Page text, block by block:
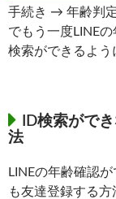
手続き → 年齢判
でもう一度LINE
検索ができるよう
ID検索がで
法
LINEの年齢確認
も友達登録する方